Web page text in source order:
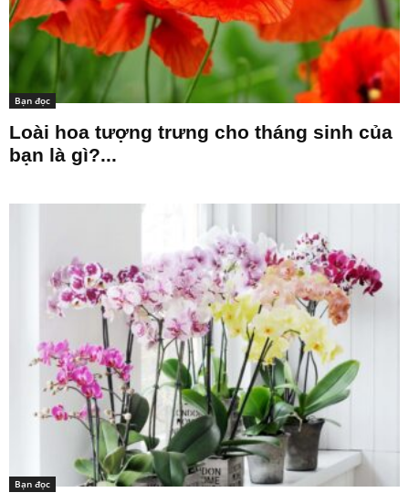
Bạn đọc
Loài hoa tượng trưng cho tháng sinh của
bạn là gì?...
Bạn đọc